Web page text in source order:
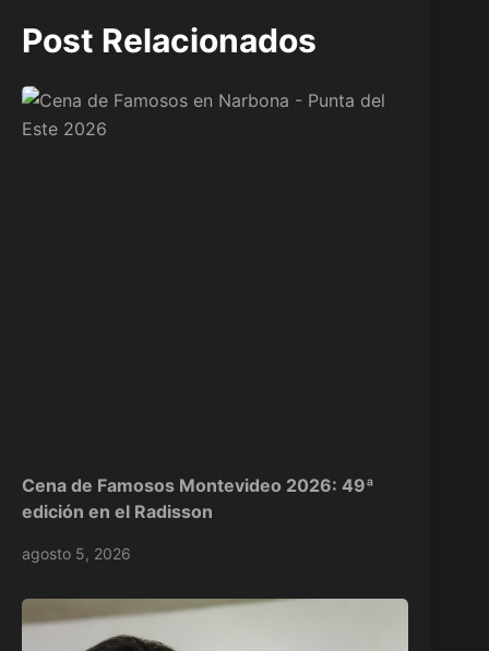
Post Relacionados
Cena de Famosos Montevideo 2026: 49ª
edición en el Radisson
agosto 5, 2026